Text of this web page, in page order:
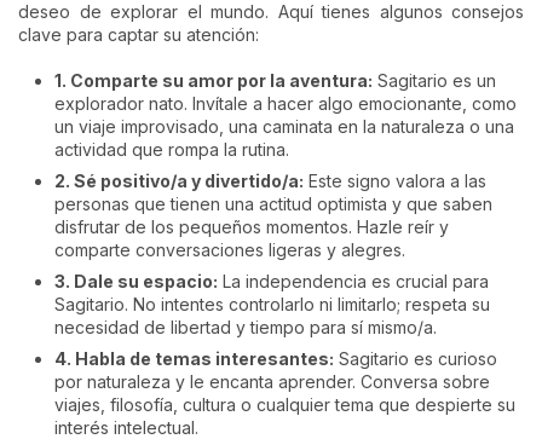
deseo de explorar el mundo. Aquí tienes algunos consejos
clave para captar su atención:
1. Comparte su amor por la aventura: Sagitario es un
explorador nato. Invítale a hacer algo emocionante, como
un viaje improvisado, una caminata en la naturaleza o una
actividad que rompa la rutina.
2. Sé positivo/a y divertido/a: Este signo valora a las
personas que tienen una actitud optimista y que saben
disfrutar de los pequeños momentos. Hazle reír y
comparte conversaciones ligeras y alegres.
3. Dale su espacio: La independencia es crucial para
Sagitario. No intentes controlarlo ni limitarlo; respeta su
necesidad de libertad y tiempo para sí mismo/a.
4. Habla de temas interesantes: Sagitario es curioso
por naturaleza y le encanta aprender. Conversa sobre
viajes, filosofía, cultura o cualquier tema que despierte su
interés intelectual.